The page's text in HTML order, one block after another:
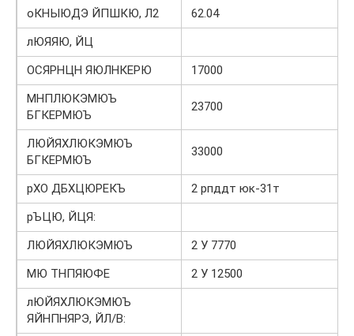
оКНЫЮДЭ ЙПШКЮ, Л2
62.04
лЮЯЯЮ, ЙЦ
ОСЯРНЦН ЯЮЛНКЕРЮ
17000
МНПЛЮКЭМЮЪ
БГКЕРМЮЪ
23700
ЛЮЙЯХЛЮКЭМЮЪ
БГКЕРМЮЪ
33000
рХО ДБХЦЮРЕКЪ
2 рпддт юк-31т
рЪЦЮ, ЙЦЯ:
ЛЮЙЯХЛЮКЭМЮЪ
2 У 7770
МЮ ТНПЯЮФЕ
2 У 12500
лЮЙЯХЛЮКЭМЮЪ
ЯЙНПНЯРЭ, ЙЛ/В: